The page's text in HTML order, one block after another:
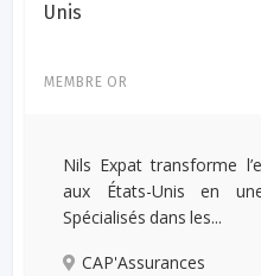
Unis
MEMBRE OR
Nils Expat transforme
aux États-Unis en
Spécialisés dans les...
CAP'Assurances